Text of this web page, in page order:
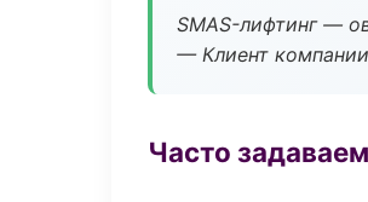
SMAS-лифтинг —
— Клиент компании
Часто